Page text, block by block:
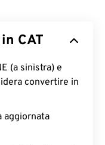
CAT
(a sinistra) e
convertire in
aggiornata